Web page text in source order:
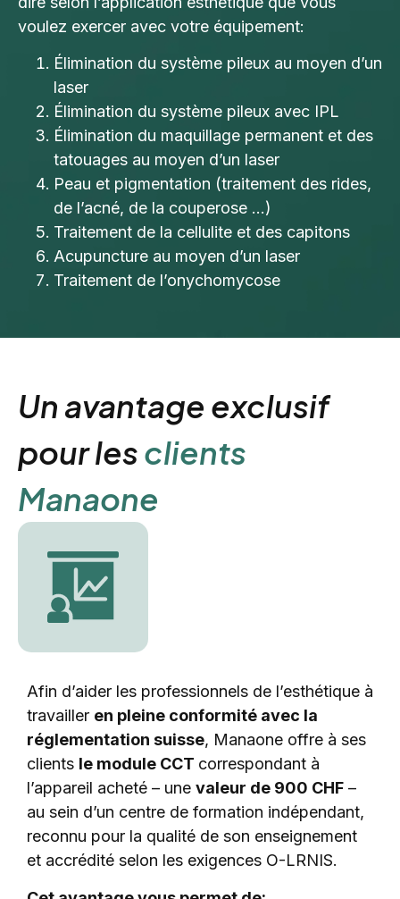
voulez exercer avec votre équipement:
Élimination du système pileux au moyen d’un
laser
Élimination du système pileux avec IPL
Élimination du maquillage permanent et des
tatouages au moyen d’un laser
Peau et pigmentation (traitement des rides,
de l’acné, de la couperose …)
Traitement de la cellulite et des capitons
Acupuncture au moyen d’un laser
Traitement de l’onychomycose
Un avantage exclusif
pour lesclients
Manaone
Afin d’aider les professionnels de l’esthétique à
travailler en pleine conformité avec la
réglementation suisse, Manaone offre à ses
clients le module CCT correspondant à
l’appareil acheté – une valeur de 900 CHF –
au sein d’un centre de formation indépendant,
reconnu pour la qualité de son enseignement
et accrédité selon les exigences O-LRNIS.